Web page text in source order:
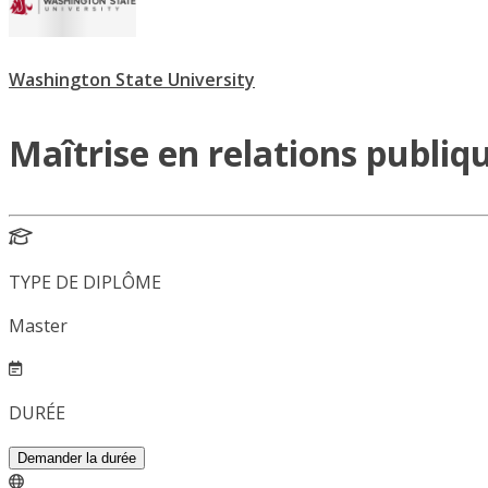
Washington State University
Maîtrise en relations
TYPE DE DIPLÔME
Master
DURÉE
Demander la durée